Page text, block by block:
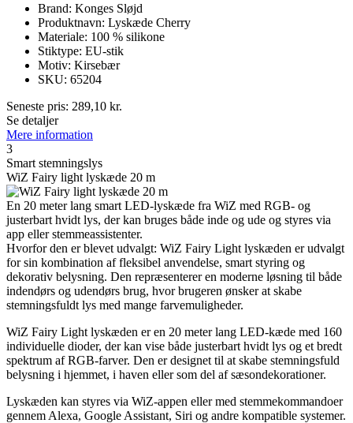
Brand: Konges Sløjd
Produktnavn: Lyskæde Cherry
Materiale: 100 % silikone
Stiktype: EU-stik
Motiv: Kirsebær
SKU: 65204
Seneste pris: 289,10 kr.
Se detaljer
Mere information
3
Smart stemningslys
WiZ Fairy light lyskæde 20 m
En 20 meter lang smart LED-lyskæde fra WiZ med RGB- og
justerbart hvidt lys, der kan bruges både inde og ude og styres via
app eller stemmeassistenter.
Hvorfor den er blevet udvalgt: WiZ Fairy Light lyskæden er udvalgt
for sin kombination af fleksibel anvendelse, smart styring og
dekorativ belysning. Den repræsenterer en moderne løsning til både
indendørs og udendørs brug, hvor brugeren ønsker at skabe
stemningsfuldt lys med mange farvemuligheder.
WiZ Fairy Light lyskæden er en 20 meter lang LED-kæde med 160
individuelle dioder, der kan vise både justerbart hvidt lys og et bredt
spektrum af RGB-farver. Den er designet til at skabe stemningsfuld
belysning i hjemmet, i haven eller som del af sæsondekorationer.
Lyskæden kan styres via WiZ-appen eller med stemmekommandoer
gennem Alexa, Google Assistant, Siri og andre kompatible systemer.